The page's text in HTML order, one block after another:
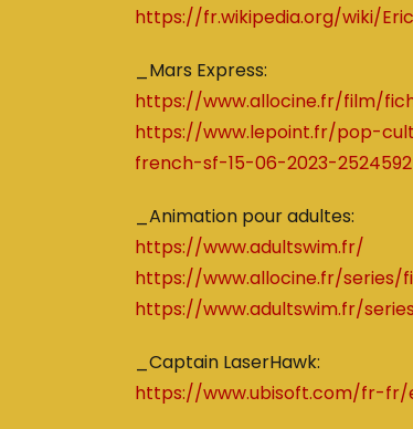
https://fr.wikipedia.org/wiki/
_Mars Express:
https://www.allocine.fr/film/
https://www.lepoint.fr/pop-
french-sf-15-06-2023-
_Animation pour adultes:
https://www.adultswim.fr/
https://www.allocine.fr/series/
https://www.adultswim.fr/
_Captain LaserHawk:
https://www.ubisoft.com/fr-